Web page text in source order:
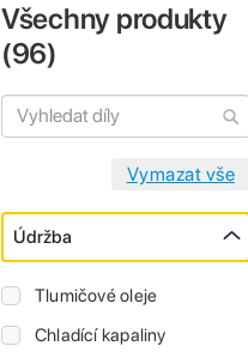
Všechny produkty
(96)
Údržba
Tlumičové oleje
Chladící kapaliny